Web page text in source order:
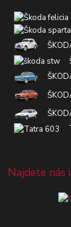
Najdete nás